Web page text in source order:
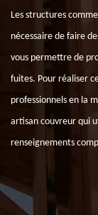
Les structures
nécessaire de faire
vous permettre de
fuites. Pour réaliser
professionnels en la
artisan couvreur qui
renseignements